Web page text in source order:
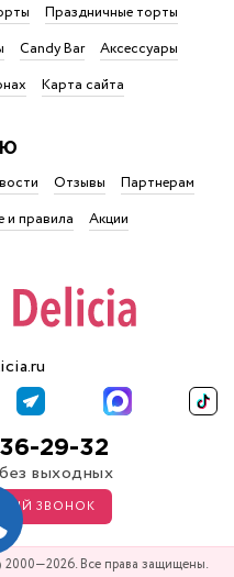
29-32
выходных
ЗВОНОК
Праздничные торты
Candy Bar
Аксессуары
Карта сайта
Отзывы
Партнерам
и правила Акции
Все права защищены.